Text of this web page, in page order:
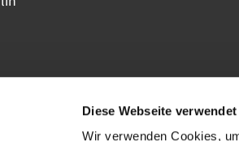
Diese Webseite
Wir verwenden Cookies,